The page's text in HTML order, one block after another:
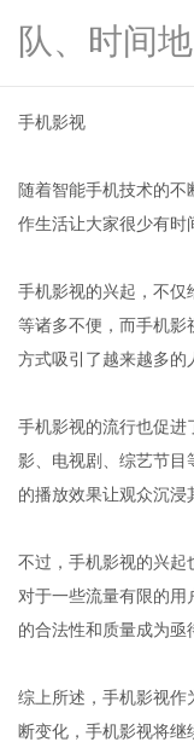
队、时间
手机影视
随着智能手机技术的
作生活让大家很少有时
手机影视的兴起，不仅
等诸多不便，而手机影
方式吸引了越来越多的
手机影视的流行也促进
影、电视剧、综艺节目
的播放效果让观众沉浸
不过，手机影视的兴起
对于一些流量有限的
的合法性和质量成为亟
综上所述，手机影视作
断变化，手机影视将